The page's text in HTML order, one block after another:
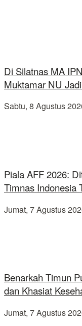
Di Silatnas MA
Muktamar NU
Sabtu, 8 Agustus
Piala AFF 2026:
Timnas Indonesia
Jumat, 7 Agustus
Benarkah Timun
dan Khasiat
Jumat, 7 Agustus